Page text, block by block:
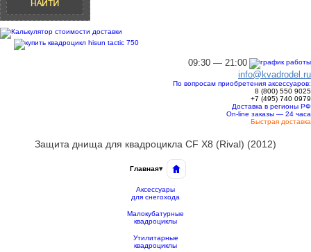
09:30 — 21:00
info@kvadrodel.ru
По вопросам приобретения аксессуаров:
8 (800) 550 9025
+7 (495) 740 0979
Доставка в регионы РФ
On-line заказы — 24 часа
Быстрая доставка
Защита днища для квадроцикла СF X8 (Rival) (2012)
Главная▾
Аксессуары
для снегохода
Малокубатурные
квадроциклы
Утилитарные
квадроциклы